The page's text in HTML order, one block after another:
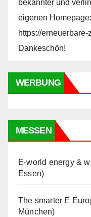
bekannter und
eigenen Homepage:
https://
Dankeschön!
WERBUNG
MESSEN
E-world energy &
Essen)
The smarter E
München)